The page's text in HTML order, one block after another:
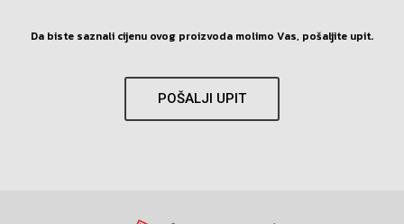
Da biste saznali cijenu ovog proizvoda molimo Vas, pošaljite upit.
POŠALJI UPIT